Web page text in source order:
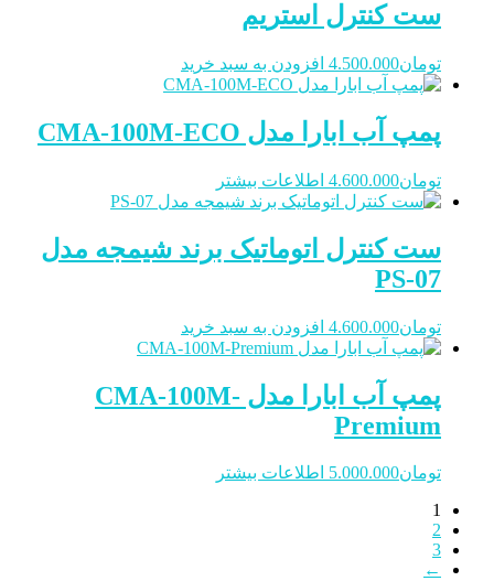
ست کنترل استریم
تومان4.500.000 افزودن به سبد خرید
پمپ آب ابارا مدل CMA-100M-ECO
تومان4.600.000 اطلاعات بیشتر
ست کنترل اتوماتیک برند شیمجه مدل
PS-07
تومان4.600.000 افزودن به سبد خرید
پمپ آب ابارا مدل CMA-100M-
Premium
تومان5.000.000 اطلاعات بیشتر
1
2
3
←